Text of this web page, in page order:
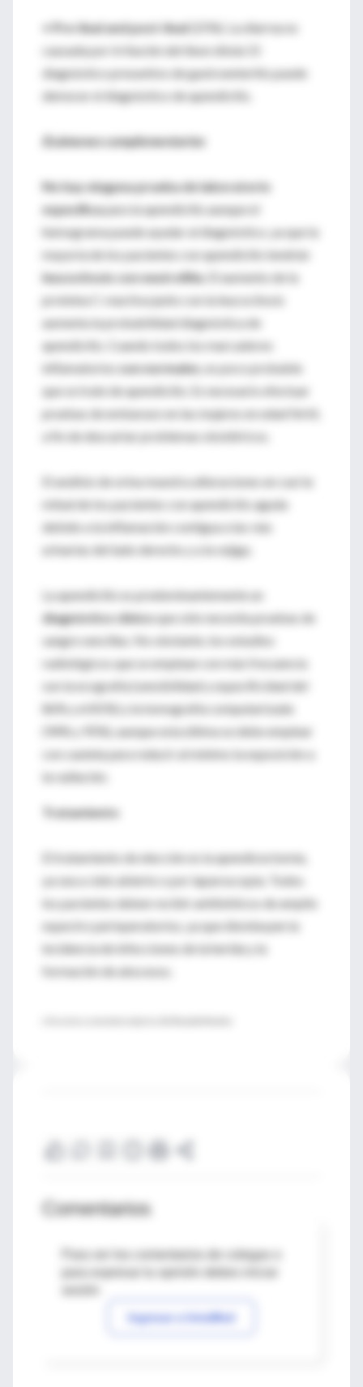
Pre-ileal and post-ileal (25%). La diarrea es
causada por irritación del íleon distal. El
diagnóstico presuntivo de gastroenteritis puede
demorar el diagnóstico de apendicitis.
Exámenes complementarios
No hay ninguna prueba de laboratorio
específicapara la apendicitis aunque el
hemograma puede ayudar al diagnóstico, ya que la
mayoría de los pacientes con apendicitis tendrán
leucocitosis con neutrofilia. El aumento de la
proteína C-reactiva junto con la leucocitosis
aumenta la probabilidad diagnóstica de
apendicitis. Cuando todos los marcadores
inflamatoriosson normales , es poco probable
que se trate de apendicitis. Es necesario efectuar
pruebas de embarazo en las mujeres en edad fértil,
a fin de descartar problemas obstétricos.
El análisis de orina muestra alteraciones en casi la
mitad de los pacientes con apendicitis aguda
debido a la inflamación contigua a las vías
urinarias del lado derecho y a la vejiga.
La apendicitis es predominantemente un
diagnóstico clínicoque sólo necesita pruebas de
sangre sencillas. No obstante, los estudios
radiológicos que se emplean con más frecuencia
son la ecografía (sensibilidad y especificidad del
86% y el 81%) y la tomografía computarizada
(94% y 95%), aunque esta última se debe emplear
con cautela para reducir al mínimo la exposición a
la radiación.
Tratamiento
El tratamiento de elección es la apendicectomía,
ya sea a cielo abierto o por laparoscopia. Todos
los pacientes deben recibir antibióticos de amplio
espectro perioperatorios, ya que disminuyen la
incidencia de infecciones de la herida y la
formación de abscesos.
Comentarios
Para ver los comentarios de colegas o
Ingresar a IntraMed